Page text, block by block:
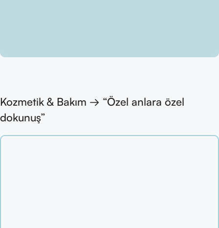
Kozmetik & Bakım → “Özel anlara özel
dokunuş”